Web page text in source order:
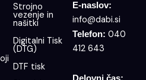
Strojno
vezenje in
našitki
Digitalni Tisk
(DTG)
DTF tisk
E-naslov:
info@dabi.si
Telefon: 040
412 643
Delovni čas: